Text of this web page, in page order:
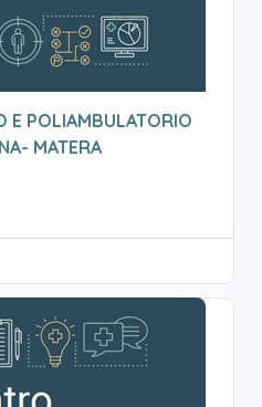
E POLIAMBULATORIO
MATERA